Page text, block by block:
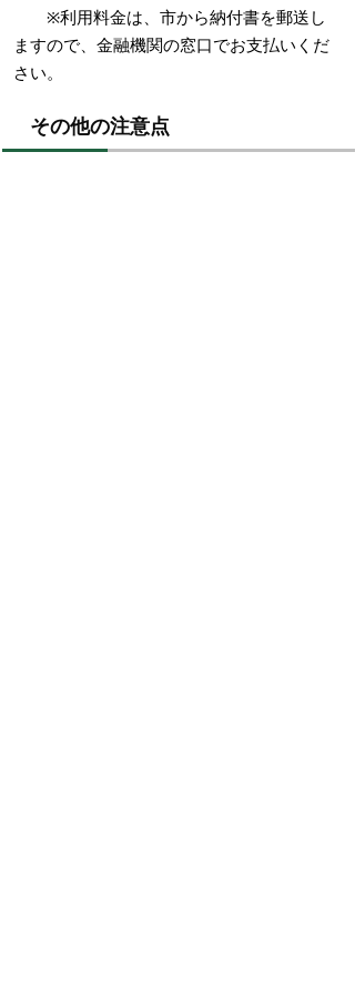
※利用料金は、市から納付書を郵送し
ますので、金融機関の窓口でお支払いくだ
さい。
その他の注意点